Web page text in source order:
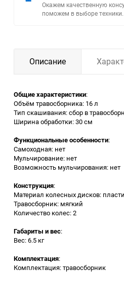
Климатическая техника
Измерительное
оборудование
Заточные станки (точила)
Дровоколы
Грузоподъемное
оборудование
Гидроаккумуляторы и
расширительные баки
Вытяжная вентиляция
Вибротехника
Бетономешалки
Окажем качественную
поможем в выборе техники.
Описание
Общие характеристики:
Объём травосборника: 16 л
Тип скашивания: сбор в
Ширина обработки: 30 см
Функциональные особенности:
Самоходная: нет
Мульчирование: нет
Возможность мульчирования: нет
Конструкция:
Материал колесных дисков:
Травосборник: мягкий
Количество колес: 2
Габариты и вес:
Вес: 6.5 кг
Комплектация:
Комплектация: травосборник